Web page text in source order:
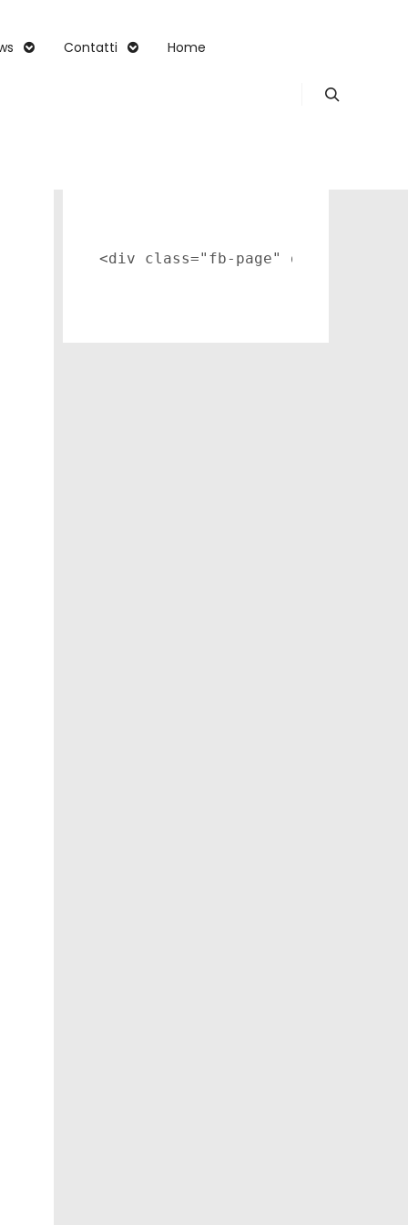
Contatti Home
<div class="fb-page" data-